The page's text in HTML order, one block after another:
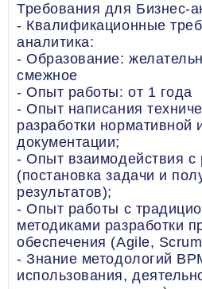
Требования для Бизнес-
- Квалификационные
аналитика:
- Образование:
смежное
- Опыт работы: от 1 года
- Опыт написания
разработки нормативной
документации;
- Опыт взаимодействия с
(постановка задачи и
результатов);
- Опыт работы с
методиками разработки
обеспечения (Agile,
- Знание методологий
использования,